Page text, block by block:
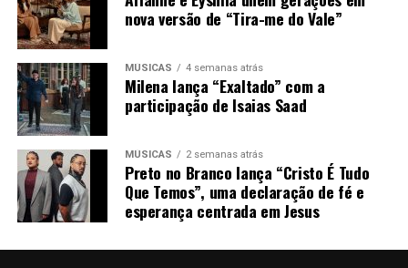
nova versão de “Tira-me do Vale”
MÚSICAS 4 semanas atrás
Milena lança “Exaltado” com a
participação de Isaias Saad
MÚSICAS 2 semanas atrás
Preto no Branco lança “Cristo É Tudo
Que Temos”, uma declaração de fé e
esperança centrada em Jesus